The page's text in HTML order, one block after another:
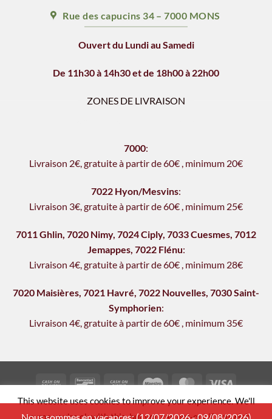
Rue des capucins 34 – 7000 MONS
Ouvert du Lundi au Samedi
De 11h30 à 14h30 et de 18h00 à 22h00
ZONES DE LIVRAISON
7000:
Livraison 2€, gratuite à partir de 60€ , minimum 20€
7022 Hyon/Mesvins:
Livraison 3€, gratuite à partir de 60€ , minimum 25€
7011 Ghlin, 7020 Nimy, 7024 Ciply, 7033 Cuesmes, 7012
Jemappes, 7022 Flénu:
Livraison 4€, gratuite à partir de 60€ , minimum 28€
7020 Maisières, 7021 Havré, 7022 Nouvelles, 7030 Saint-
Symphorien:
Livraison 4€, gratuite à partir de 60€ , minimum 35€
Cash
BancontactCash
on
Pickup
Maestro MasterCard
TERMS AND CONDITIONS PRIVACY POLICY
This website uses cookies to improve your experience. We'll
assume you're ok with this, but you can opt-out if you wish.